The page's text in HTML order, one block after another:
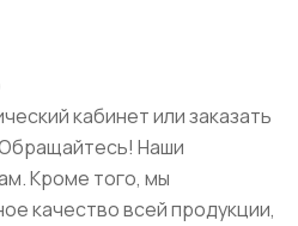
кабинет или заказать
Наши
Кроме того, мы
качество всей продукции,